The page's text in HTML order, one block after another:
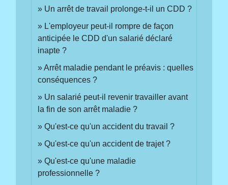
Un arrêt de travail prolonge-t-il un CDD ?
L'employeur peut-il rompre de façon
anticipée le CDD d'un salarié déclaré
inapte ?
Arrêt maladie pendant le préavis : quelles
conséquences ?
Un salarié peut-il revenir travailler avant
la fin de son arrêt maladie ?
Qu'est-ce qu'un accident du travail ?
Qu'est-ce qu'un accident de trajet ?
Qu'est-ce qu'une maladie
professionnelle ?